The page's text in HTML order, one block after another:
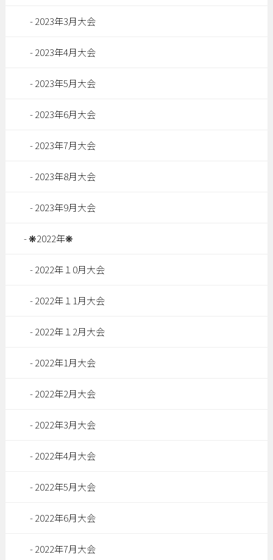
2023年3月大会
2023年4月大会
2023年5月大会
2023年6月大会
2023年7月大会
2023年8月大会
2023年9月大会
❋2022年❋
2022年１0月大会
2022年１1月大会
2022年１2月大会
2022年1月大会
2022年2月大会
2022年3月大会
2022年4月大会
2022年5月大会
2022年6月大会
2022年7月大会